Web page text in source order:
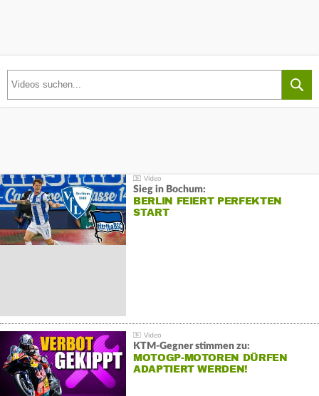
Sieg in Bochum:
BERLIN FEIERT PERFEKTEN
START
KTM-Gegner stimmen zu:
MOTOGP-MOTOREN DÜRFEN
ADAPTIERT WERDEN!